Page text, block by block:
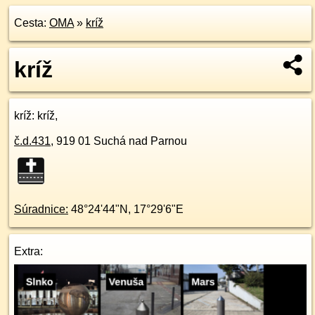
Cesta: OMA» kríž
kríž
kríž: kríž,
č.d.431, 919 01 Suchá nad Parnou
Súradnice: 48°24'44"N , 17°29'6"E
Extra: